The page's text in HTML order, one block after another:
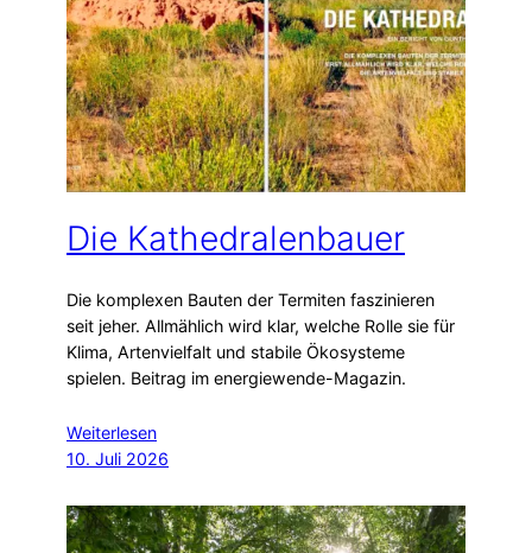
Die Kathedralenbauer
Die komplexen Bauten der Termiten faszinieren
seit jeher. Allmählich wird klar, welche Rolle sie für
Klima, Artenvielfalt und stabile Ökosysteme
spielen. Beitrag im energiewende-Magazin.
Weiterlesen
10. Juli 2026